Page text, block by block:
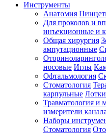
Инструменты
Анатомия
Для проколов и
инъекционные и
Общая хирургия
ампутационные
носовые Иглы
Офтальмология
Стоматология
карпульные Лотки
Травматология и
измерители канала
Наборы
Стоматология